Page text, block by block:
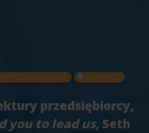
PRZEDSIĘBIORCY INSPIRACJE
przedsiębiorcy,
you to lead us, Seth